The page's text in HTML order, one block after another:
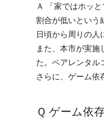
Ａ 「家ではホッ
割合が低いという
日頃から周りの人
また、本市が実
た。ペアレンタル
さらに、ゲーム依
Ｑ ゲーム依